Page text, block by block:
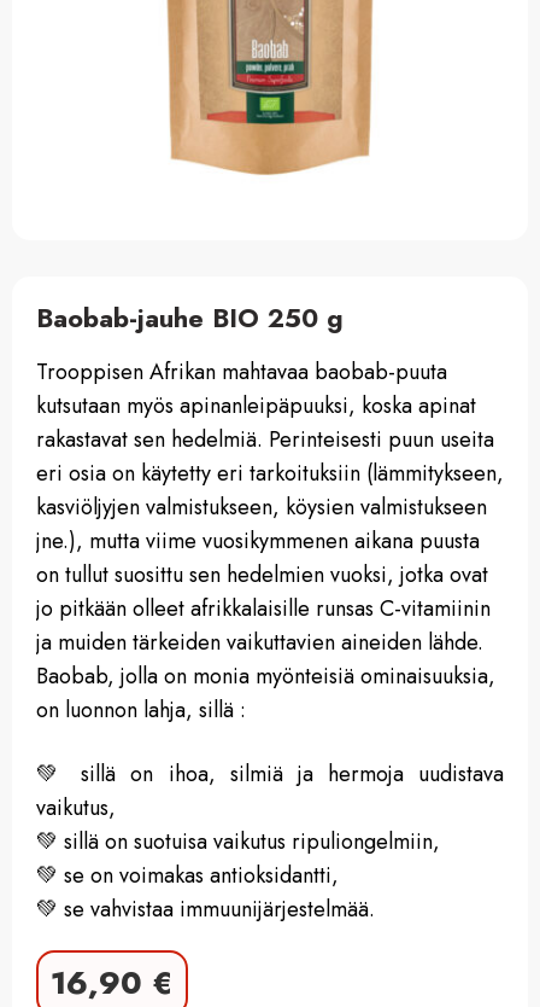
Baobab-jauhe BIO 250 g
Trooppisen Afrikan mahtavaa baobab-puuta
kutsutaan myös apinanleipäpuuksi, koska apinat
rakastavat sen hedelmiä. Perinteisesti puun useita
eri osia on käytetty eri tarkoituksiin (lämmitykseen,
kasviöljyjen valmistukseen, köysien valmistukseen
jne.), mutta viime vuosikymmenen aikana puusta
on tullut suosittu sen hedelmien vuoksi, jotka ovat
jo pitkään olleet afrikkalaisille runsas C-vitamiinin
ja muiden tärkeiden vaikuttavien aineiden lähde.
Baobab, jolla on monia myönteisiä ominaisuuksia,
on luonnon lahja, sillä :
💚 sillä on ihoa, silmiä ja hermoja uudistava
vaikutus,
💚 sillä on suotuisa vaikutus ripuliongelmiin,
💚 se on voimakas antioksidantti,
💚 se vahvistaa immuunijärjestelmää.
16,90 €